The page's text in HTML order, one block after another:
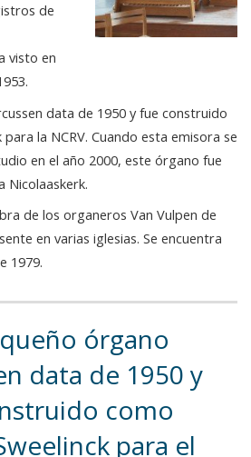
de
visto en
data de 1950 y fue construido
la NCRV. Cuando esta emisora se
en el año 2000, este órgano fue
Nicolaaskerk.
de los organeros Van Vulpen de
en varias iglesias. Se encuentra
1979.
órgano
data de 1950 y
como
para el